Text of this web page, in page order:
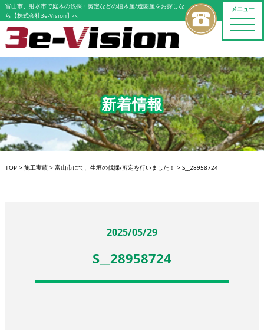
メニュー
toggle
富山市、射水市で庭木の伐採・剪定などの植木屋/造園屋をお探しな
ら【株式会社3e-Vision】へ
新着情報
TOP> 施工実績> 富山市にて、生垣の伐採/剪定を行いました！ > S__28958724
2025/05/29
S__28958724